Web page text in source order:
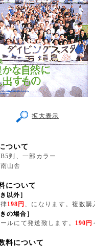
拡大表示
ついて
判、一部カラー
山舎
について
以外］
198円 、になります。複数購
の場合］
ルにて発送致します。 190円
料について